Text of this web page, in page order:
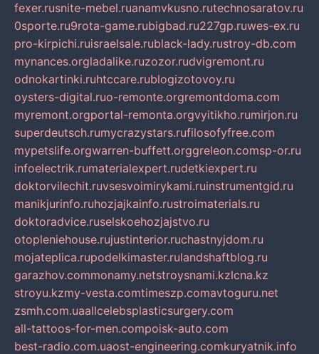
fexer.rusnite-mebel.ruanamvkusno.rutechnosaratov.ru
0sporte.ru9rota-game.rubigbad.ru227gp.ruwes-ex.ru
pro-kirpichi.ruisraelsale.rublack-lady.rustroy-db.com
mynances.orgladalike.ruzozor.rudvigremont.ru
odnokartinki.ruhtccare.rublogizotovoy.ru
oysters-digital.ruo-remonte.orgremontdoma.com
myremont.orgportal-remonta.orgvyitikho.rumirjon.ru
superdeutsch.rumycrazystars.rufilosofyfree.com
mypetslife.orgwarren-buffett.orggreleon.comsp-or.ru
infoelectrik.rumaterialexpert.rudetkiexpert.ru
doktorvilechit.ruvsesvoimirykami.ruinstrumentgid.ru
manikjurinfo.ruhozjajkainfo.rustroimaterials.ru
doktoradvice.ruselskoehozjajstvo.ru
otopleniehouse.rujustinterior.ruchastnyjdom.ru
mojateplica.rupodelkimaster.rulandshaftblog.ru
garazhov.commonamy.netstroysnami.kzlcna.kz
stroyu.kzmy-vesta.comtimeszp.comavtoguru.net
zsmh.com.uaallcelebsplasticsurgery.com
all-tattoos-for-men.compoisk-auto.com
best-radio.com.uaost-engineering.comkuryatnik.info